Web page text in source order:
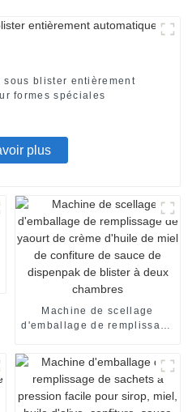
sous blister entièrement
formes spéciales
plus
Machine de scellage
d'emballage de remplissage
sauce de dispenpak de
blister à deux chambres